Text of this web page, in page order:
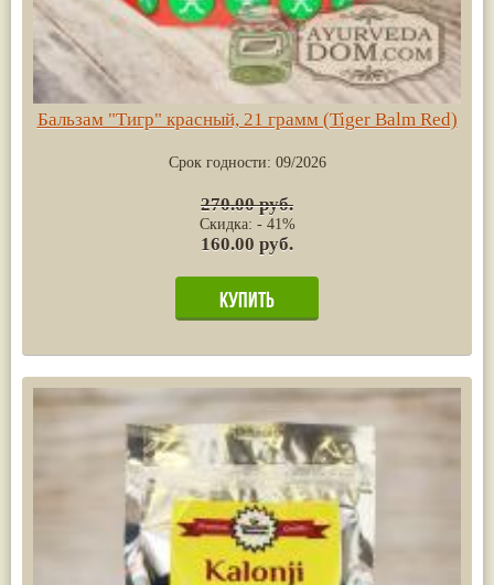
Бальзам "Тигр" красный, 21 грамм (Tiger Balm Red)
Срок годности: 09/2026
270.00 руб.
Скидка: - 41%
160.00 руб.